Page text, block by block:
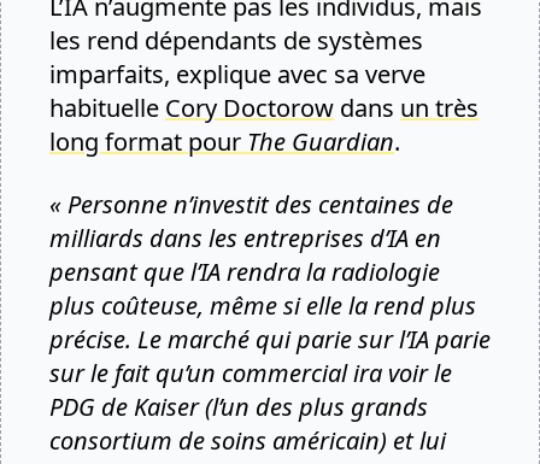
L’IA n’augmente pas les individus, mais
les rend dépendants de systèmes
imparfaits, explique avec sa verve
habituelle Cory Doctorow dans un très
long format pour The Guardian.
« Personne n’investit des centaines de
milliards dans les entreprises d’IA en
pensant que l’IA rendra la radiologie
plus coûteuse, même si elle la rend plus
précise. Le marché qui parie sur l’IA parie
sur le fait qu’un commercial ira voir le
PDG de Kaiser (l’un des plus grands
consortium de soins américain) et lui